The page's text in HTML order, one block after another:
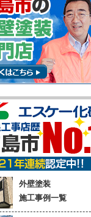
外壁塗装
施工事例一覧